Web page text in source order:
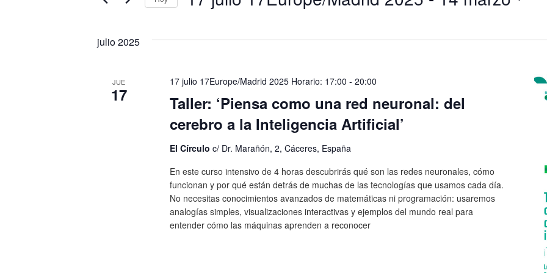
y
vistas
de
Eventos
la
julio 2025
JUE
17
Taller: ‘Piensa como una red neuronal: del
cerebro a la Inteligencia Artificial’
17 julio 17Europe/Madrid 2025 Horario: 17:00 -20:00
El Círculoc/ Dr. Marañón, 2, Cáceres, España
En este curso intensivo de 4 horas descubrirás qué son las redes neuronales, cómo
funcionan y por qué están detrás de muchas de las tecnologías que usamos cada día.
No necesitas conocimientos avanzados de matemáticas ni programación: usaremos
analogías simples, visualizaciones interactivas y ejemplos del mundo real para
entender cómo las máquinas aprenden a reconocer